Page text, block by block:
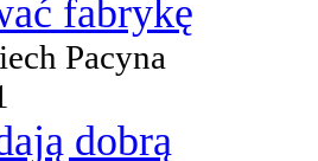
fabrykę
Pacyna
dobrą